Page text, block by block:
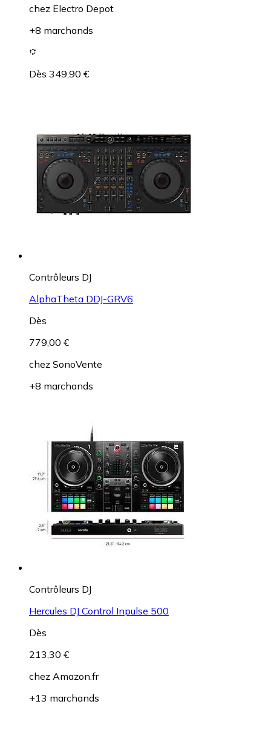
chez Electro Depot
+8 marchands
Dès 349,90 €
Contrôleurs DJ
AlphaTheta DDJ-GRV6
Dès
779,00 €
chez SonoVente
+8 marchands
Contrôleurs DJ
Hercules DJ Control Inpulse 500
Dès
213,30 €
chez Amazon.fr
+13 marchands